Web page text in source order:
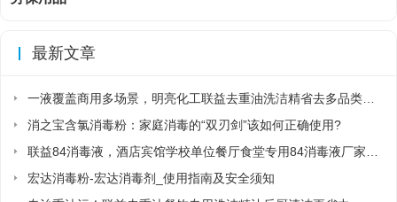
最新文章
消之宝含氯消毒粉：家庭消毒的“双刃剑”该如何正确使用?
宏达消毒粉-宏达消毒剂_使用指南及安全须知